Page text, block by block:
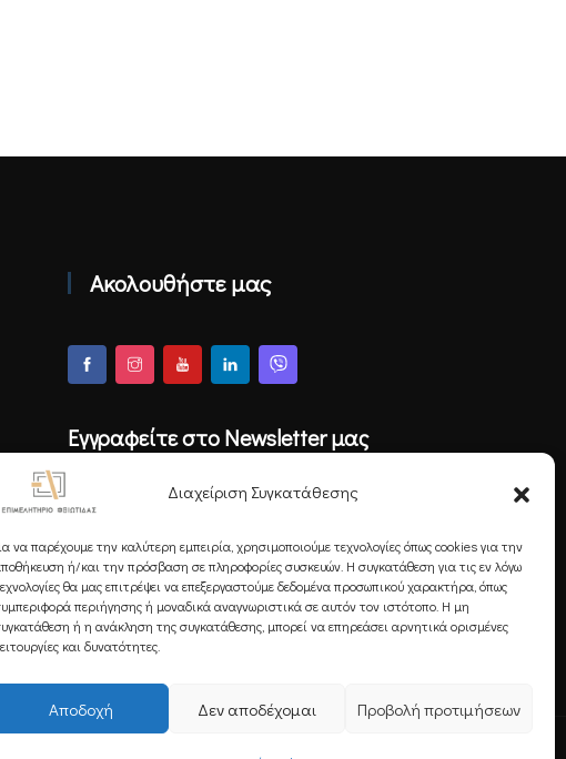
Διαχείριση Συγκατάθεσης
να παρέχουμε την καλύτερη εμπειρία, χρησιμοποιούμε τεχνολογίες όπως cookies για την
ή/και την πρόσβαση σε πληροφορίες συσκευών. Η συγκατάθεση για τις εν λόγω
θα μας επιτρέψει να επεξεργαστούμε δεδομένα προσωπικού χαρακτήρα, όπως
περιήγησης ή μοναδικά αναγνωριστικά σε αυτόν τον ιστότοπο. Η μη
ή η ανάκληση της συγκατάθεσης, μπορεί να επηρεάσει αρνητικά ορισμένες
και δυνατότητες.
Αποδοχή Δεν αποδέχομαι Προβολή προτιμήσεων
Ακολουθήστε μας
Εγγραφείτε στο Newsletter μας
Εγγραφή